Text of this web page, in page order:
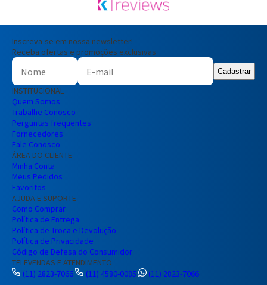
Inscreva-se em nossa newsletter!
Receba ofertas e promoções exclusivas
Cadastrar
INSTITUCIONAL
Quem Somos
Trabalhe Conosco
Perguntas frequentes
Fornecedores
Fale Conosco
ÁREA DO CLIENTE
Minha Conta
Meus Pedidos
Favoritos
AJUDA E SUPORTE
Como Comprar
Política de Entrega
Política de Troca e Devolução
Política de Privacidade
Código de Defesa do Consumidor
TELEVENDAS E ATENDIMENTO
(11) 2823-7066
(11) 4580-0085
(11) 2823-7066